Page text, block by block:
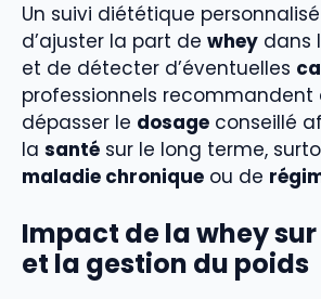
Un suivi diététique
d’ajuster la part de whey dans
et de détecter d’éventuelles
professionnels recommandent
dépasser le dosage conseillé
la santé sur le long terme,
maladie chronique ou de
Impact de la whey
et la gestion du poids